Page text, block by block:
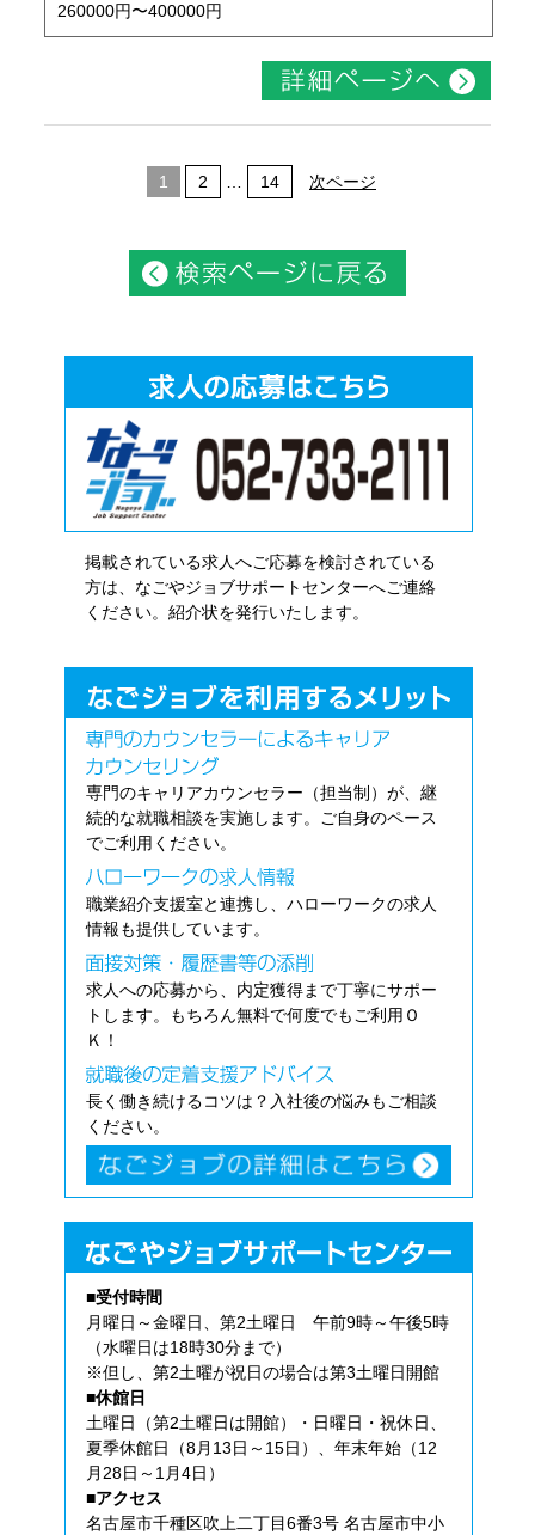
260000円〜400000円
1 2 14 次ページ
掲載されている求人へご応募を検討されている
方は、なごやジョブサポートセンターへご連絡
ください。紹介状を発行いたします。
専門のキャリアカウンセラー（担当制）が、継
続的な就職相談を実施します。ご自身のペース
でご利用ください。
職業紹介支援室と連携し、ハローワークの求人
情報も提供しています。
求人への応募から、内定獲得まで丁寧にサポー
トします。もちろん無料で何度でもご利用Ｏ
Ｋ！
長く働き続けるコツは？入社後の悩みもご相談
ください。
■受付時間
月曜日～金曜日、第2土曜日 午前9時～午後5時
（水曜日は18時30分まで）
※但し、第2土曜が祝日の場合は第3土曜日開館
■休館日
土曜日（第2土曜日は開館）・日曜日・祝休日、
夏季休館日（8月13日～15日）、年末年始（12
月28日～1月4日）
■アクセス
名古屋市千種区吹上二丁目6番3号 名古屋市中小